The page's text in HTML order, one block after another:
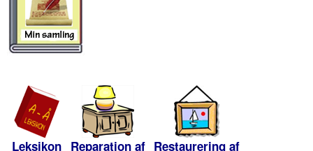
Leksikon Reparation af Restaurering af